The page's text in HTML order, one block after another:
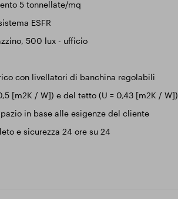
5 tonnellate/mq
ESFR
500 lux - ufficio
con livellatori di banchina regolabili
[m2K / W]) e del tetto (U = 0,43 [m2K / W])
in base alle esigenze del cliente
e sicurezza 24 ore su 24